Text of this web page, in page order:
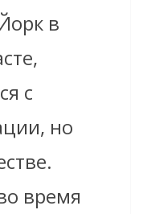
в
с
но
время